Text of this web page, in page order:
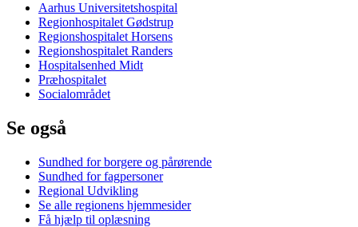
Aarhus Universitetshospital
Regionhospitalet Gødstrup
Regionshospitalet Horsens
Regionshospitalet Randers
Hospitalsenhed Midt
Præhospitalet
Socialområdet
Se også
Sundhed for borgere og pårørende
Sundhed for fagpersoner
Regional Udvikling
Se alle regionens hjemmesider
Få hjælp til oplæsning